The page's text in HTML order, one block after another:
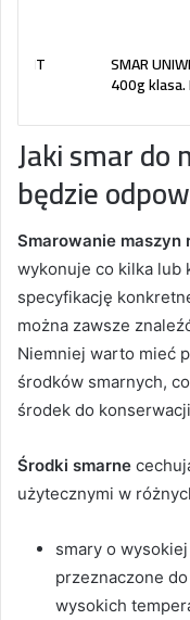
SMAR
400g klasa.
Jaki smar do
będzie
Smarowanie maszyn
wykonuje co kilka lub
specyfikację
można zawsze
Niemniej warto mieć
środków smarnych,
środek do
Środki smarne
użytecznymi w
smary o
przeznaczone
wysokich